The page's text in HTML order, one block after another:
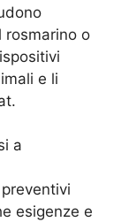
rosmarino o
e li
a
esigenze e